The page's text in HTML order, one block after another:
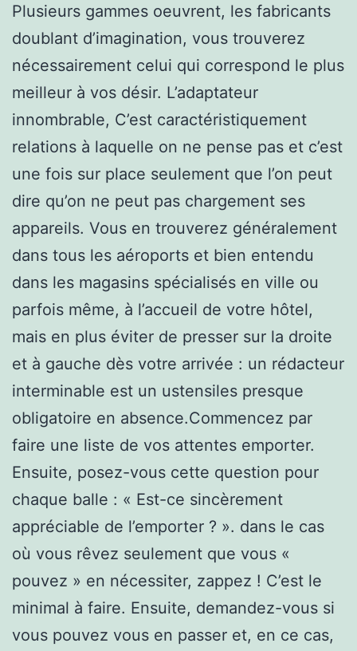
Plusieurs gammes oeuvrent, les fabricants
doublant d’imagination, vous trouverez
nécessairement celui qui correspond le plus
meilleur à vos désir. L’adaptateur
innombrable, C’est caractéristiquement
relations à laquelle on ne pense pas et c’est
une fois sur place seulement que l’on peut
dire qu’on ne peut pas chargement ses
appareils. Vous en trouverez généralement
dans tous les aéroports et bien entendu
dans les magasins spécialisés en ville ou
parfois même, à l’accueil de votre hôtel,
mais en plus éviter de presser sur la droite
et à gauche dès votre arrivée : un rédacteur
interminable est un ustensiles presque
obligatoire en absence.Commencez par
faire une liste de vos attentes emporter.
Ensuite, posez-vous cette question pour
chaque balle : « Est-ce sincèrement
appréciable de l’emporter ? ». dans le cas
où vous rêvez seulement que vous «
pouvez » en nécessiter, zappez ! C’est le
minimal à faire. Ensuite, demandez-vous si
vous pouvez vous en passer et, en ce cas,